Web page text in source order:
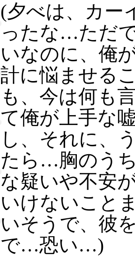
(夕べは、カー
ったな…ただ
いなのに、俺
計に悩ませる
も、今は何も
て俺が上手な
し、それに、
たら…胸のう
な疑いや不安
いけないこと
いそうで、彼
で…恐い…)